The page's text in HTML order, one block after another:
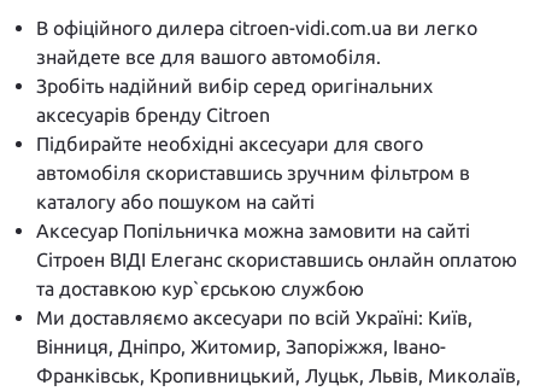
В офіційного дилера citroen-vidi.com.ua ви легко
знайдете все для вашого автомобіля.
Зробіть надійний вибір серед оригінальних
аксесуарів бренду Citroen
Підбирайте необхідні аксесуари для свого
автомобіля скориставшись зручним фільтром в
каталогу або пошуком на сайті
Аксесуар Попільничка можна замовити на сайті
Сітроен ВІДІ Елеганс скориставшись онлайн оплатою
та доставкою кур`єрською службою
Ми доставляємо аксесуари по всій Україні: Київ,
Вінниця, Дніпро, Житомир, Запоріжжя, Івано-
Франківськ, Кропивницький, Луцьк, Львів, Миколаїв,